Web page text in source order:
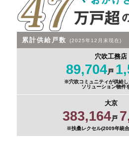
累計供給戸数 (2025年12月末現在)
穴吹工務店
89,704戸
※穴吹コミュニティが供給し
ソリューション物件
大京
383,164戸
※扶桑レクセル(2009年統